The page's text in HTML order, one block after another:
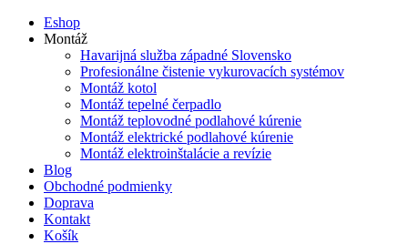
Eshop
Montáž
Havarijná služba západné Slovensko
Profesionálne čistenie vykurovacích systémov
Montáž kotol
Montáž tepelné čerpadlo
Montáž teplovodné podlahové kúrenie
Montáž elektrické podlahové kúrenie
Montáž elektroinštalácie a revízie
Blog
Obchodné podmienky
Doprava
Kontakt
Košík